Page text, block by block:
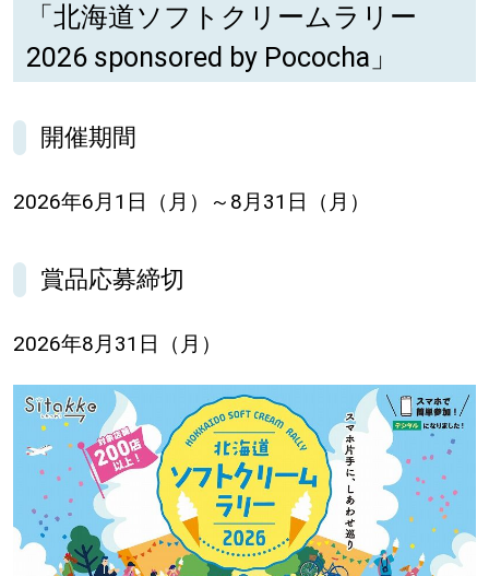
Sitakke編集部あい
【いろんな価値観や生き方に触れたい】
Sitakke編集部 IKU
【暮らしの知恵を身につけたい】
【札幌のお気に入りを見つけたい】
【道央のお気に入りを見つけたい】
【道北のお気に入りを見つけたい】
【道東のお気に入りを見つけたい】
「北海道ソフトクリームラリー
2026 sponsored by Pococha」
開催期間
2026年6月1日（月）～8月31日（月）
賞品応募締切
2026年8月31日（月）